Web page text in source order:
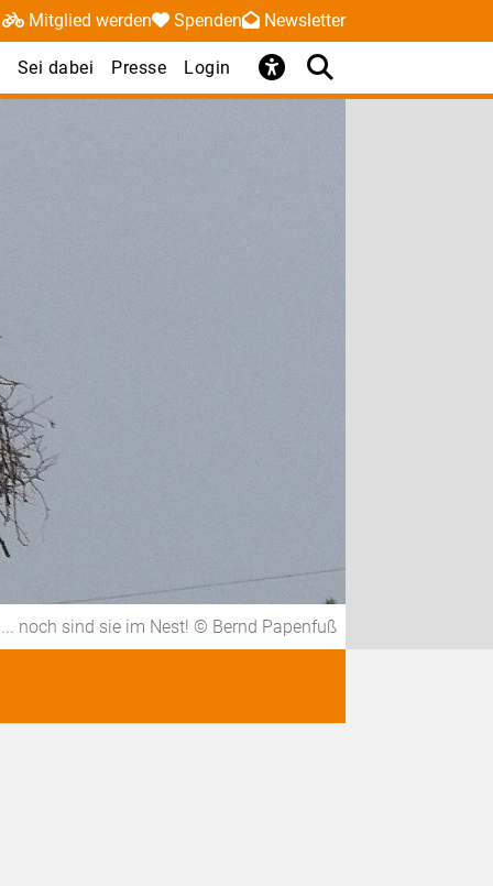
Mitglied werden Spenden Newsletter
Sei dabei Presse Login
... noch sind sie im Nest! © Bernd Papenfuß